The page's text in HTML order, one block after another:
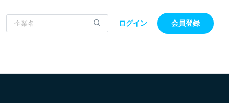
ログイン 会員登録